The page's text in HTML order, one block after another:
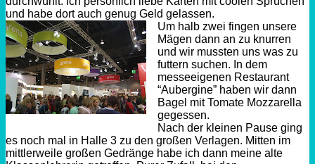
und habe dort auch genug Geld gelassen.
Um halb zwei fingen unsere
Mägen dann an zu knurren
und wir mussten uns was zu
futtern suchen. In dem
messeeigenen Restaurant
“Aubergine” haben wir dann
Bagel mit Tomate Mozzarella
gegessen.
Nach der kleinen Pause ging
es noch mal in Halle 3 zu den großen Verlagen. Mitten im
mittlerweile großen Gedränge habe ich dann meine alte